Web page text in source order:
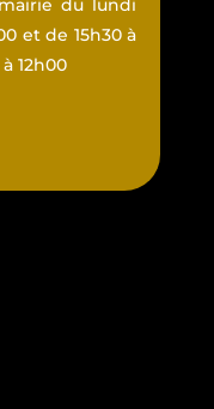
du lundi
et de 15h30 à
12h00